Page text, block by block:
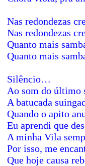
Nas redondezas
Nas redondezas
Quanto mais
Quanto mais
Silêncio…
Ao som do último
A batucada
Quando o apito
Eu aprendi que
A minha Vila
Por isso, me
Que hoje causa